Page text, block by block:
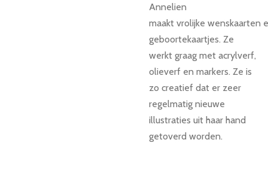
Annelien
maakt vrolijke wenskaarten
geboortekaartjes. Ze
werkt graag met acrylverf,
olieverf en markers. Ze is
zo creatief dat er zeer
regelmatig nieuwe
illustraties uit haar hand
getoverd worden.